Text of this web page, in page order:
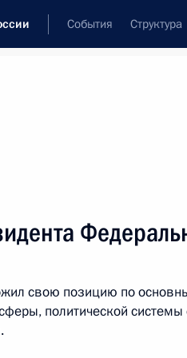
События Структура
Показать
в закон об
16:15
свою позицию по
политической